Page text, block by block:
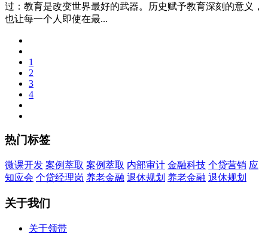
过：教育是改变世界最好的武器。历史赋予教育深刻的意义，
也让每一个人即使在最...
1
2
3
4
热门标签
微课开发 案例萃取 案例萃取 内部审计 金融科技 个贷营销 应
知应会 个贷经理岗 养老金融 退休规划 养老金融 退休规划
关于我们
关于领带